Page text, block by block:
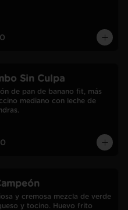
Sin Culpa
de pan de banano fit, más
mediano con leche de
y cremosa mezcla de verde
y tocino. Huevo frito